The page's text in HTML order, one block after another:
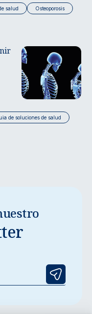
salud Osteoporosis
de soluciones de salud